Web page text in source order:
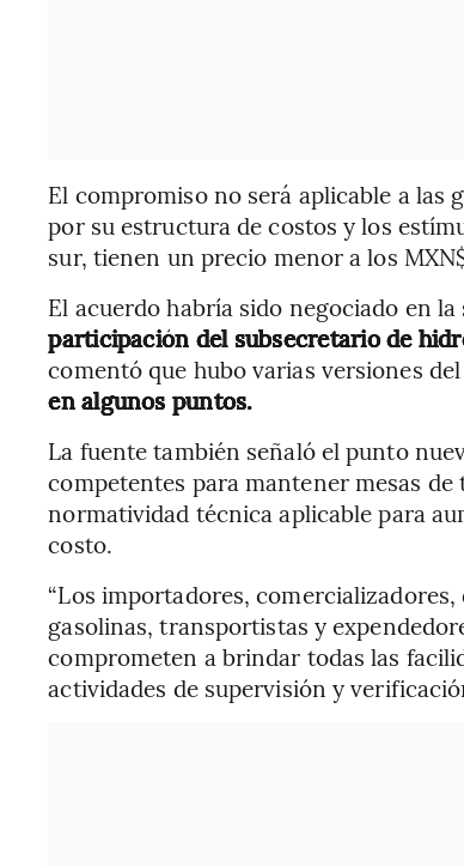
El compromiso no será aplicable a las
por su estructura de costos y los
sur, tienen un precio menor a los
El acuerdo habría sido negociado en la
participación del subsecretario de
comentó que hubo varias versiones
en algunos puntos.
La fuente también señaló el punto
competentes para mantener mesas
normatividad técnica aplicable para
costo.
“Los importadores,
gasolinas, transportistas y
comprometen a brindar todas las
actividades de supervisión y